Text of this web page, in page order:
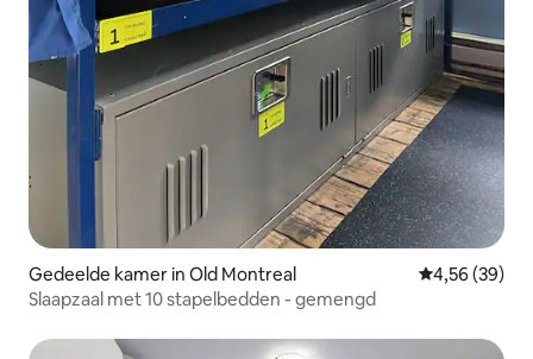
Gedeelde kamer in Old Montreal Gemiddelde
4,56 (39)
Slaapzaal met 10 stapelbedden - gemengd